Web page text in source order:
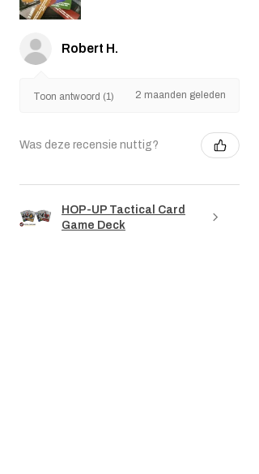
Robert H.
Toon antwoord (1) 2 maanden geleden
Was deze recensie nuttig?
HOP-UP Tactical Card
Game Deck